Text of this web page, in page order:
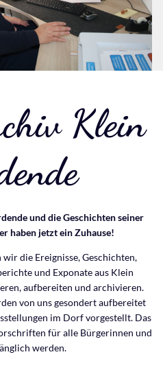
Klein
und die Geschichten seiner
haben jetzt ein Zuhause!
die Ereignisse, Geschichten,
und Exponate aus Klein
aufbereiten und archivieren.
von uns gesondert aufbereitet
im Dorf vorgestellt. Das
für alle Bürgerinnen und
werden.